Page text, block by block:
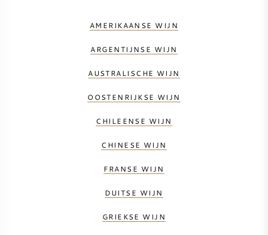
AMERIKAANSE WIJN
ARGENTIJNSE WIJN
AUSTRALISCHE WIJN
OOSTENRIJKSE WIJN
CHILEENSE WIJN
CHINESE WIJN
FRANSE WIJN
DUITSE WIJN
GRIEKSE WIJN